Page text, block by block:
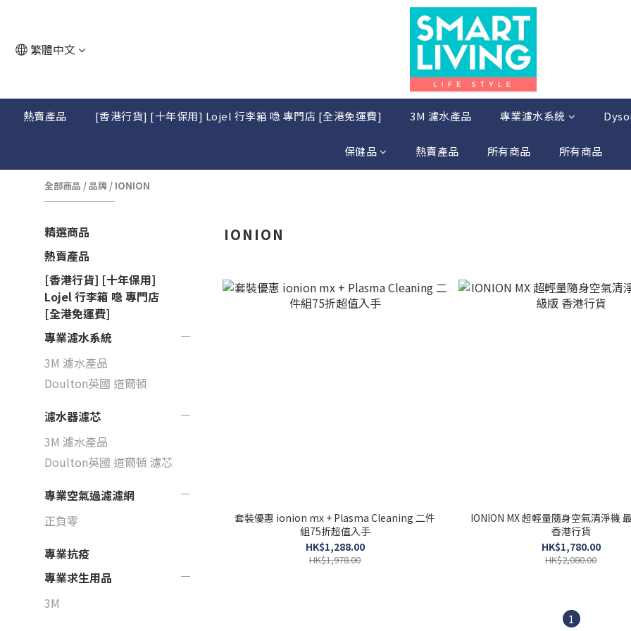
繁體中文
熱賣產品 [香港行貨] [十年保用] Lojel 行李箱 喼 專門店 [全港免運費] 3M 濾水產品 專業濾水系統
保健品 熱賣產品 所有商品 所有商品
全部商品 /品牌 / IONION
精選商品
熱賣產品
[香港行貨] [十年保用]
Lojel 行李箱 喼 專門店
[全港免運費]
專業濾水系統
3M 濾水產品
Doulton英國 道爾頓
濾水器濾芯
3M 濾水產品
Doulton英國 道爾頓 濾芯
專業空氣過濾濾網
正負零
專業抗疫
專業求生用品
3M
IONION
套裝優惠 ionion mx + Plasma Cleaning 二件
組75折超值入手
HK$1,288.00
HK$1,978.00
IONION MX 超輕量隨身空氣清淨機
香港行貨
HK$1,780.00
HK$2,080.00
1